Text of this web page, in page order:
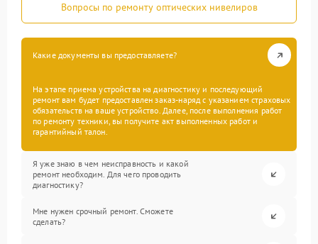
Вопросы по ремонту оптических нивелиров
Какие документы вы предоставляете?
На этапе приема устройства на диагностику и последующий
ремонт вам будет предоставлен заказ-наряд с указанием страховых
обязательств на ваше устройство. Далее, после выполнения работ
по ремонту техники, вы получите акт выполненных работ и
гарантийный талон.
Я уже знаю в чем неисправность и какой
ремонт необходим. Для чего проводить
диагностику?
Мне нужен срочный ремонт. Сможете
сделать?